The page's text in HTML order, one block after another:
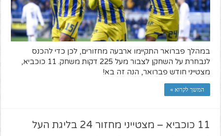
במהלך פברואר התקיימו ארבעה מחזורים, לכן כדי להכנס
לנבחרת על השחקן לצבור מעל 225 דקות משחק. 11 כוכביא,
מצטייני חודש פברואר, הנה זה בא!
המשך לקרוא »
11 כוכביא – מצטייני מחזור 24 בליגת העל